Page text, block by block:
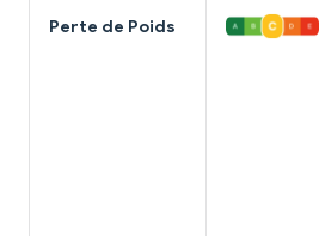
Perte de Poids